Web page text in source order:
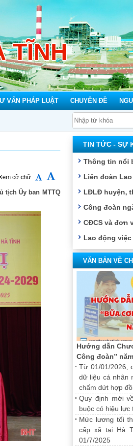
TĨNH
VẤN PHÁP LUẬT CHUYÊN ĐỀ
Mỗi công đoàn cơ sở -
cỡ chữ
tịch Ủy ban MTTQ
TIN TỨC - SỰ
Thông tin nổi
Liên đoàn
LĐLĐ huyện,
Công đoàn
CĐCS và đơn
Lao động việc
VĂN BẢN VỀ
Hướng dẫn
Công đoàn”
Từ 01/01/2026,
dữ liệu cá nhân
chấm dứt hợp
Quy định mới
buộc có hiệu lực
Mức lương tối
cấp xã tại Hà
01/7/2025